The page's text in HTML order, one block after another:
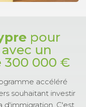
pour
un
300 000 €
accéléré
souhaitant investir
d'immigration. C'est